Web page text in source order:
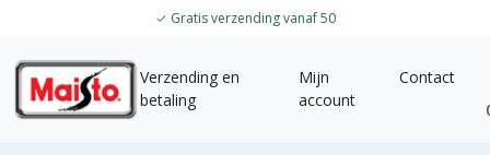
✓ Gratis verzending vanaf 50
Verzending en
betaling
Mijn
account
Contact